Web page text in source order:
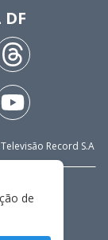
DF
Record S.A
de